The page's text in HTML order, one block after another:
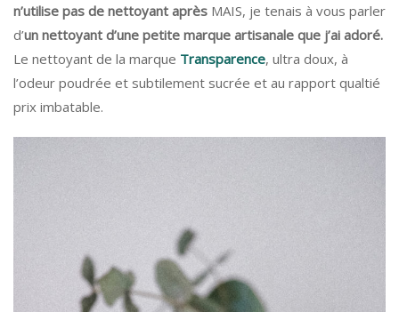
n’utilise pas de nettoyant après MAIS, je tenais à vous parler
d’un nettoyant d’une petite marque artisanale que j’ai adoré.
Le nettoyant de la marque Transparence, ultra doux, à
l’odeur poudrée et subtilement sucrée et au rapport qualtié
prix imbatable.